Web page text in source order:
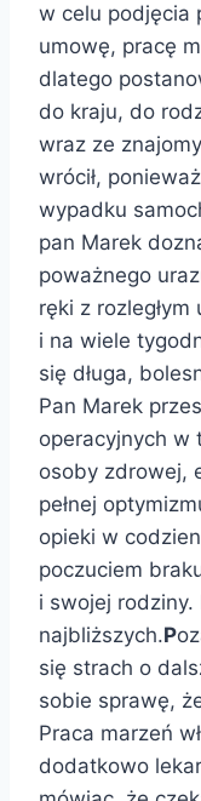
w celu podjęcia
umowę, pracę
dlatego
do kraju, do
wraz ze
wrócił,
wypadku
pan Marek
poważnego
ręki z
i na wiele
się długa,
Pan Marek
operacyjnych w
osoby zdrowej,
pełnej
opieki w
poczuciem
i swojej rodziny.
najbliższych.P
się strach o
sobie sprawę,
Praca marzeń
dodatkowo